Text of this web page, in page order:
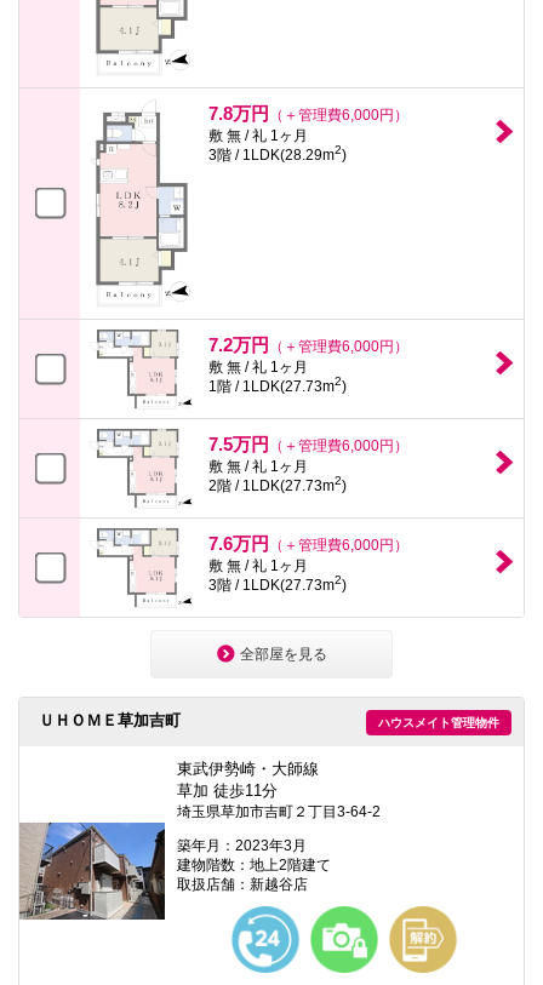
7.8万円
（＋管理費6,000円）
敷 無 / 礼 1ヶ月
3階 / 1LDK(28.29m2)
7.2万円
（＋管理費6,000円）
敷 無 / 礼 1ヶ月
1階 / 1LDK(27.73m2)
7.5万円
（＋管理費6,000円）
敷 無 / 礼 1ヶ月
2階 / 1LDK(27.73m2)
7.6万円
（＋管理費6,000円）
敷 無 / 礼 1ヶ月
3階 / 1LDK(27.73m2)
全部屋を見る
ハウスメイト管理物件
ＵＨＯＭＥ草加吉町
東武伊勢崎・大師線
草加 徒歩11分
埼玉県草加市吉町２丁目3-64-2
築年月：2023年3月
建物階数：地上2階建て
取扱店舗：新越谷店